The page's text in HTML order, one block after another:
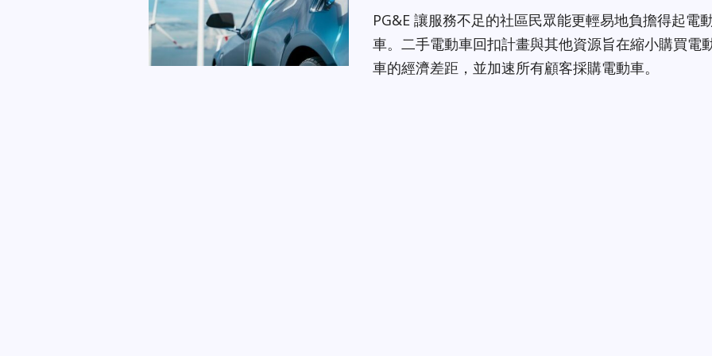
PG&E 讓服務不足的社區民眾能更輕易地負擔得起電
車。二手電動車回扣計畫與其他資源旨在縮小購買電
車的經濟差距，並加速所有顧客採購電動車。